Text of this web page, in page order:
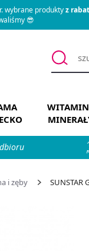
wybrane produktyz
😎
i zęby SUNSTAR